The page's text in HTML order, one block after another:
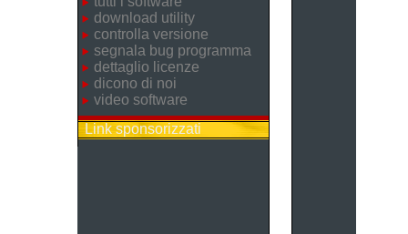
download utility
controlla versione
segnala bug programma
dettaglio licenze
dicono di noi
video software
Link sponsorizzati